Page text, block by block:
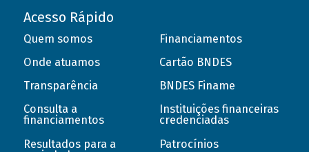
Acesso Rápido
Quem somos
Onde atuamos
Transparência
Consulta a
financiamentos
Resultados para a
Financiamentos
Cartão BNDES
BNDES Finame
Instituições financeiras
credenciadas
Patrocínios